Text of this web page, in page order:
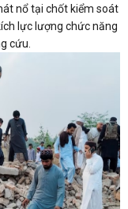
nổ tại chốt kiểm soát
lực lượng chức năng
cứu.